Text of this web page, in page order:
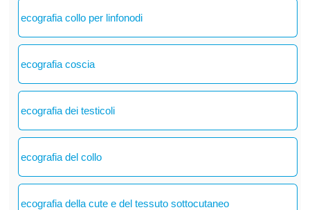
ecografia collo per linfonodi
ecografia coscia
ecografia dei testicoli
ecografia del collo
ecografia della cute e del tessuto sottocutaneo